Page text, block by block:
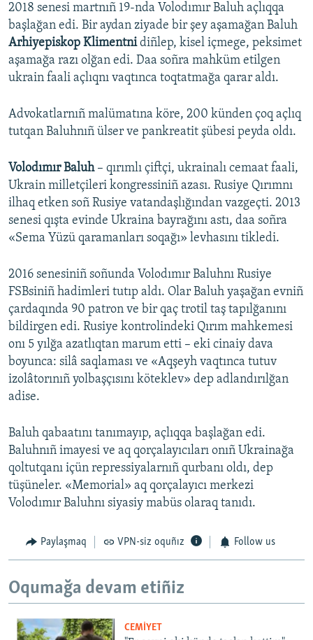
2018 senesi martnıñ 19-nda Volodımır Baluh açlıqqa
başlağan edi. Bir aydan ziyade bir şey aşamağan Baluh
Arhiyepiskop Klimentnidiñlep, kisel içmege, peksimet
aşamağa razı olğan edi. Daa soñra mahküm etilgen
ukrain faali açlıqnı vaqtınca toqtatmağa qarar aldı.
Advokatlarnıñ malümatına köre, 200 künden çoq açlıq
tutqan Baluhnıñ ülser ve pankreatit şübesi peyda oldı.
Volodımır Baluh – qırımlı çiftçi, ukrainalı cemaat faali,
Ukrain milletçileri kongressiniñ azası. Rusiye Qırımnı
ilhaq etken soñ Rusiye vatandaşlığından vazgeçti. 2013
senesi qışta evinde Ukraina bayrağını astı, daa soñra
«Sema Yüzü qaramanları soqağı» levhasını tikledi.
2016 senesiniñ soñunda Volodımır Baluhnı Rusiye
FSBsiniñ hadimleri tutıp aldı. Olar Baluh yaşağan evniñ
çardaqında 90 patron ve bir qaç trotil taş tapılğanını
bildirgen edi. Rusiye kontrolindeki Qırım mahkemesi
onı 5 yılğa azatlıqtan marum etti – eki cinaiy dava
boyunca: silâ saqlaması ve «Aqşeyh vaqtınca tutuv
izolâtorınıñ yolbaşçısını köteklev» dep adlandırılğan
adise.
Baluh qabaatını tanımayıp, açlıqqa başlağan edi.
Baluhnıñ imayesi ve aq qorçalayıcıları onıñ Ukrainağa
qoltutqanı içün repressiyalarnıñ qurbanı oldı, dep
tüşüneler. «Memorial» aq qorçalayıcı merkezi
Volodımır Baluhnı siyasiy mabüs olaraq tanıdı.
Paylaşmaq VPN-siz oquñız Follow us
Oqumağa devam etiñiz
CEMİYET